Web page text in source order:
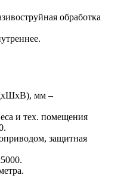
обработка
мм –
и тех. помещения
защитная